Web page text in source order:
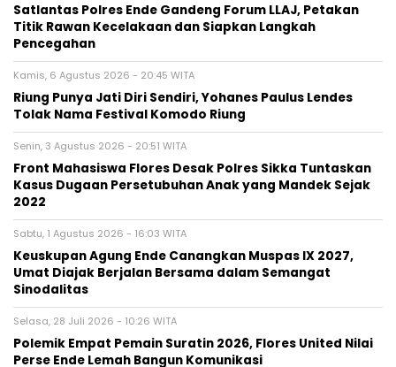
Satlantas Polres Ende Gandeng Forum LLAJ, Petakan
Titik Rawan Kecelakaan dan Siapkan Langkah
Pencegahan
Kamis, 6 Agustus 2026 - 20:45 WITA
Riung Punya Jati Diri Sendiri, Yohanes Paulus Lendes
Tolak Nama Festival Komodo Riung
Senin, 3 Agustus 2026 - 20:51 WITA
Front Mahasiswa Flores Desak Polres Sikka Tuntaskan
Kasus Dugaan Persetubuhan Anak yang Mandek Sejak
2022
Sabtu, 1 Agustus 2026 - 16:03 WITA
Keuskupan Agung Ende Canangkan Muspas IX 2027,
Umat Diajak Berjalan Bersama dalam Semangat
Sinodalitas
Selasa, 28 Juli 2026 - 10:26 WITA
Polemik Empat Pemain Suratin 2026, Flores United Nilai
Perse Ende Lemah Bangun Komunikasi